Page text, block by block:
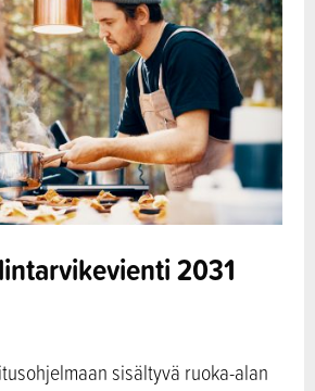
2031
sisältyvä ruoka-alan